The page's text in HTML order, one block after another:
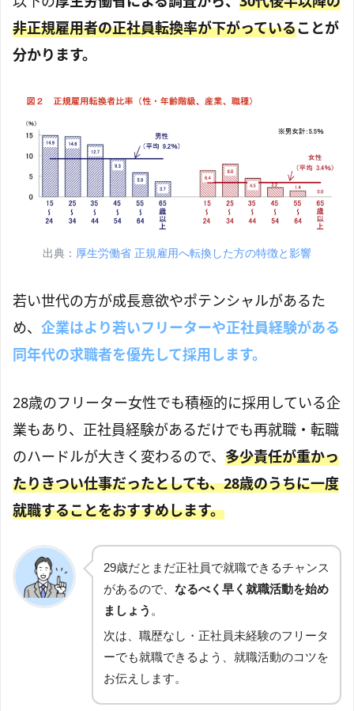
非正規雇用者の正社員転換率が下がっていることが
分かります。
出典： 厚生労働省 正規雇用へ転換した方の特徴と影響
若い世代の方が成長意欲やポテンシャルがあるた
め、 企業はより若いフリーターや正社員経験がある
同年代の求職者を優先して採用します。
28歳のフリーター女性でも積極的に採用している企
業もあり、正社員経験があるだけでも再就職・転職
のハードルが大きく変わるので、 多少責任が重かっ
たりきつい仕事だったとしても、28歳のうちに一度
就職することをおすすめします。
29歳だとまだ正社員で就職できるチャンス
があるので、 なるべく早く就職活動を始め
ましょう 。
次は、職歴なし・正社員未経験のフリータ
ーでも就職できるよう、就職活動のコツを
お伝えします。